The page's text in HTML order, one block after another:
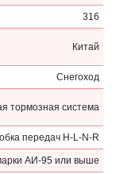
316
Китай
Снегоход
тормозная система
передач H-L-N-R
АИ-95 или выше